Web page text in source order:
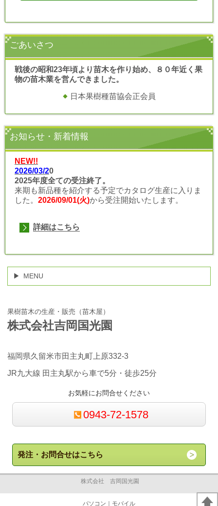
ごあいさつ
戦後の昭和23年頃より苗木を作り始め、８０年近く果
物の苗木業を営んできました。
日本果樹種苗協会正会員
お知らせ・新着情報
NEW!!
2026/03/20
2025年度全ての受注終了。
来期も新品種を紹介する予定でカタログ生産に入りま
した。 2026/09/01(火)から受注開始いたします。
詳細はこちら
MENU
果樹苗木の生産・販売（苗木屋）
株式会社吉岡国光園
福岡県久留米市田主丸町上原332-3
JR九大線 田主丸駅から車で5分・徒歩25分
お気軽にお問合せください
0943-72-1578
発注・お問合せはこちら
株式会社 吉岡国光園
パソコン ｜モバイル